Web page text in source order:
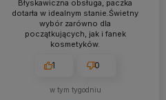
Błyskawiczna obsługa, paczka
dotarła w idealnym stanie.Świetny
wybór zarówno dla
początkujących, jak i fanek
kosmetyków.
1 0
w tym tygodniu